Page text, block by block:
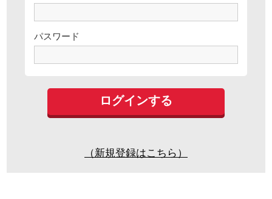
パスワード
（新規登録はこちら）